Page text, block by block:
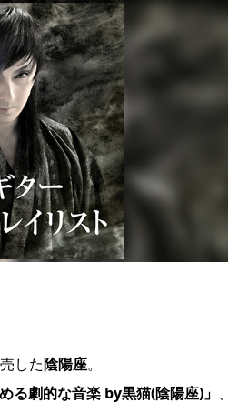
した陰陽座。
る劇的な音楽 by黒猫(陰陽座)」